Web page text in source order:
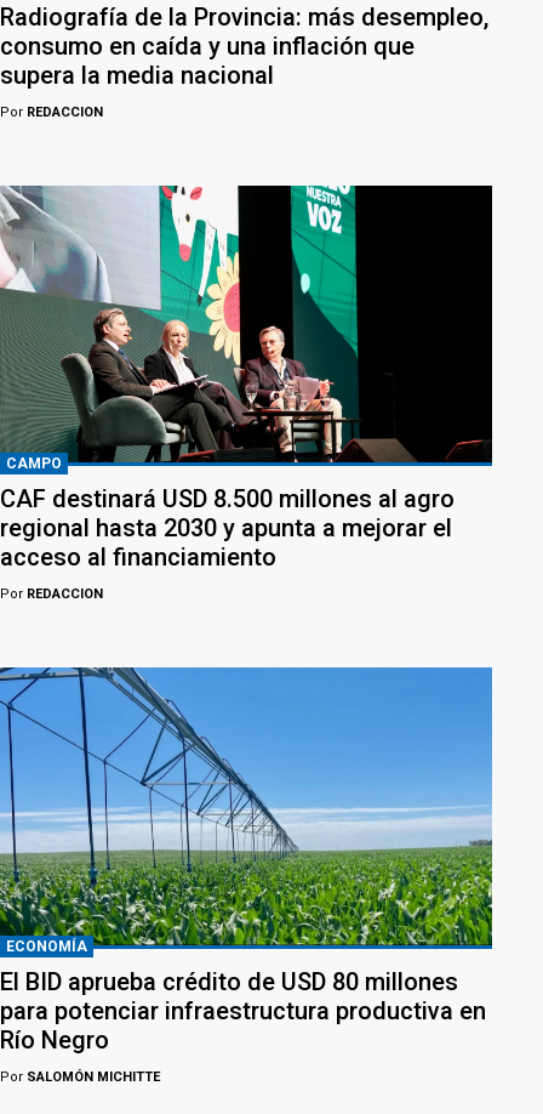
Radiografía de la Provincia: más desempleo,
consumo en caída y una inflación que
supera la media nacional
Por REDACCION
CAMPO
CAF destinará USD 8.500 millones al agro
regional hasta 2030 y apunta a mejorar el
acceso al financiamiento
Por REDACCION
ECONOMÍA
El BID aprueba crédito de USD 80 millones
para potenciar infraestructura productiva en
Río Negro
Por SALOMÓN MICHITTE